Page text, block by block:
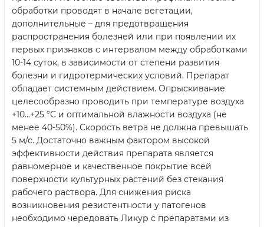
обработки проводят в начале вегетации,
дополнительные – для предотвращения
распространения болезней или при появлении их
первых признаков с интервалом между обработками
10-14 суток, в зависимости от степени развития
болезни и гидротермических условий. Препарат
обладает системным действием. Опрыскивание
целесообразно проводить при температуре воздуха
+10...+25 °С и оптимальной влажности воздуха (не
менее 40-50%). Скорость ветра не должна превышать
5 м/с. Достаточно важным фактором высокой
эффективности действия препарата является
равномерное и качественное покрытие всей
поверхности культурных растений без стекания
рабочего раствора. Для снижения риска
возникновения резистентности у патогенов
необходимо чередовать Ликур с препаратами из